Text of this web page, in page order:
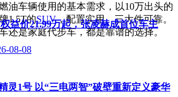
油车辆使用的基本需求，以10万出头的
1.5T的SUV，配置实用、三大件可靠。
还是家庭代步车，都是靠谱的选择。
益价21.99万起，张凌赫成首位车主
08-08
灵1号 以“三电两智”破壁重新定义豪华